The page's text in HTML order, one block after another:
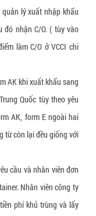
lý xuất nhập khẩu
đó nhận C/O. ( tùy vào
làm C/O ở VCCI chi
AK khi xuất khẩu sang
Quốc tùy theo yêu
AK, form E ngoài hai
từ còn lại đều giống với
cầu và nhân viên đơn
Nhân viên công ty
phí khủ trùng và lấy